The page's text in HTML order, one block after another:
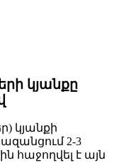
կյանքը
կյանքի
2-3
հաջողվել է այն